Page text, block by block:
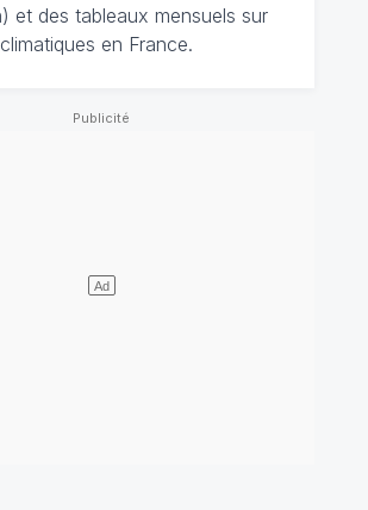
et des tableaux mensuels sur
en France.